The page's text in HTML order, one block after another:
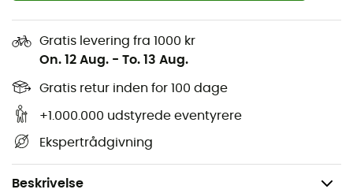
Gratis levering fra 1000 kr
On. 12 Aug. - To. 13 Aug.
Gratis retur inden for 100 dage
+1.000.000 udstyrede eventyrere
Ekspertrådgivning
Beskrivelse
Gør vandafvisende,
Bevarer åndbarheden,
Kan påføres i maskine eller i hånden,
Miljøvenlig,
For at bevare imprægneringen, vask altid med
Nikwax Tech Wash®. Brug ikke almindelige
Mængde: 300 ml.